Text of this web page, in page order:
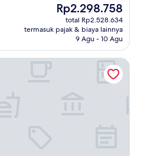
Harga
sekarang
Rp2.298.758
Rp2.298.758
total Rp2.528.634
termasuk pajak & biaya lainnya
9 Agu - 10 Agu